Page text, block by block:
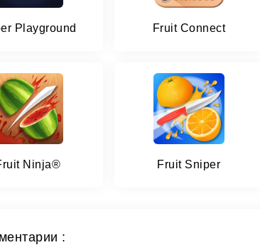
Playground Fruit Connect
Ninja® Fruit Sniper
: